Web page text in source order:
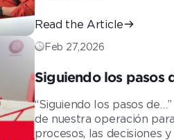
Read the Article
Feb 27,2026
Siguiendo los pasos
“Siguiendo los pasos
de nuestra operación
procesos, las decisiones